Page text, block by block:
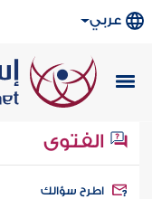
عربي
الفتوى